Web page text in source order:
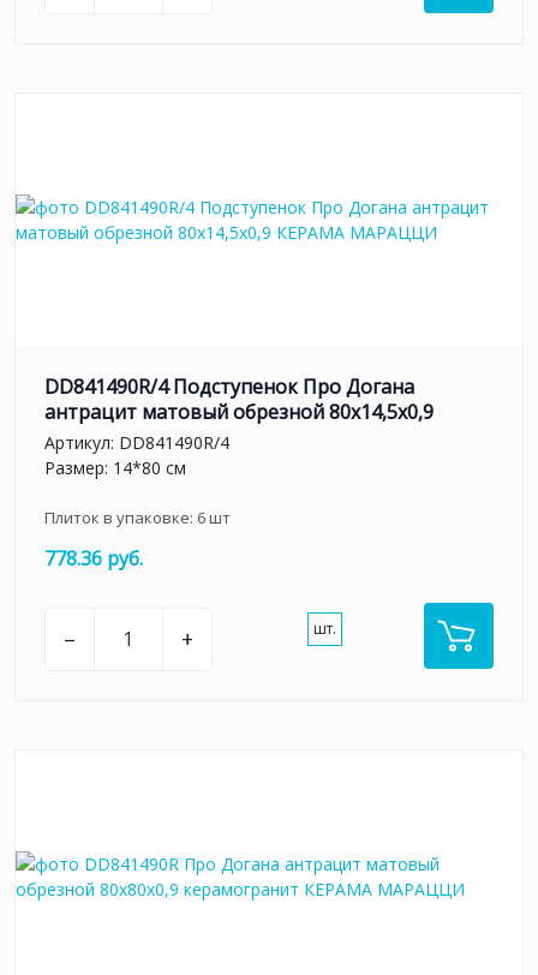
DD841490R/4 Подступенок Про Догана
антрацит матовый обрезной 80x14,5x0,9
Артикул: DD841490R/4
Размер: 14*80 см
Плиток в упаковке: 6шт
778.36 руб.
– + шт.